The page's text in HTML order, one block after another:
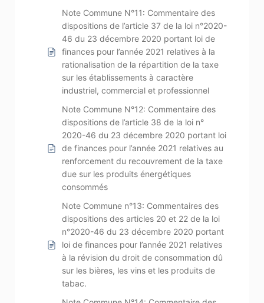
Note Commune N°11: Commentaire des
dispositions de l’article 37 de la loi n°2020-
46 du 23 décembre 2020 portant loi de
finances pour l’année 2021 relatives à la
rationalisation de la répartition de la taxe
sur les établissements à caractère
industriel, commercial et professionnel
Note Commune N°12: Commentaire des
dispositions de l’article 38 de la loi n°
2020-46 du 23 décembre 2020 portant loi
de finances pour l’année 2021 relatives au
renforcement du recouvrement de la taxe
due sur les produits énergétiques
consommés
Note Commune n°13: Commentaires des
dispositions des articles 20 et 22 de la loi
n°2020-46 du 23 décembre 2020 portant
loi de finances pour l’année 2021 relatives
à la révision du droit de consommation dû
sur les bières, les vins et les produits de
tabac.